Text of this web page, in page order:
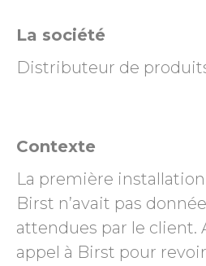
La société
Distributeur de
Contexte
La première
Birst n’avait pas
attendues par le client.
appel à Birst pour revoir